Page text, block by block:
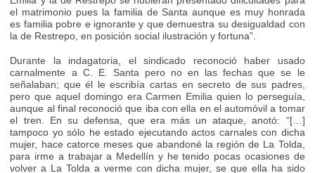
el matrimonio pues la familia de Santa aunque es muy honrada
es familia pobre e ignorante y que demuestra su desigualdad con
la de Restrepo, en posición social ilustración y fortuna”.
Durante la indagatoria, el sindicado reconoció haber usado
carnalmente a C. E. Santa pero no en las fechas que se le
señalaban; que él le escribía cartas en secreto de sus padres,
pero que aquel domingo era Carmen Emilia quien lo perseguía,
aunque al final reconoció que iba con ella en el automóvil a tomar
el tren. En su defensa, que era más un ataque, anotó: “[…]
tampoco yo sólo he estado ejecutando actos carnales con dicha
mujer, hace catorce meses que abandoné la región de La Tolda,
para irme a trabajar a Medellín y he tenido pocas ocasiones de
volver a La Tolda a verme con dicha mujer, se que ella ha sido